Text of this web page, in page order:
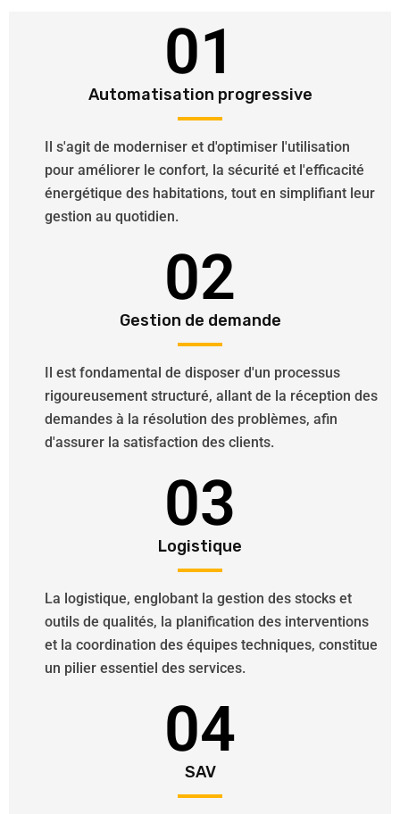
01
Automatisation progressive
Il s'agit de moderniser et d'optimiser l'utilisation
pour améliorer le confort, la sécurité et l'efficacité
énergétique des habitations, tout en simplifiant leur
gestion au quotidien.
02
Gestion de demande
Il est fondamental de disposer d'un processus
rigoureusement structuré, allant de la réception des
demandes à la résolution des problèmes, afin
d'assurer la satisfaction des clients.
03
Logistique
La logistique, englobant la gestion des stocks et
outils de qualités, la planification des interventions
et la coordination des équipes techniques, constitue
un pilier essentiel des services.
04
SAV